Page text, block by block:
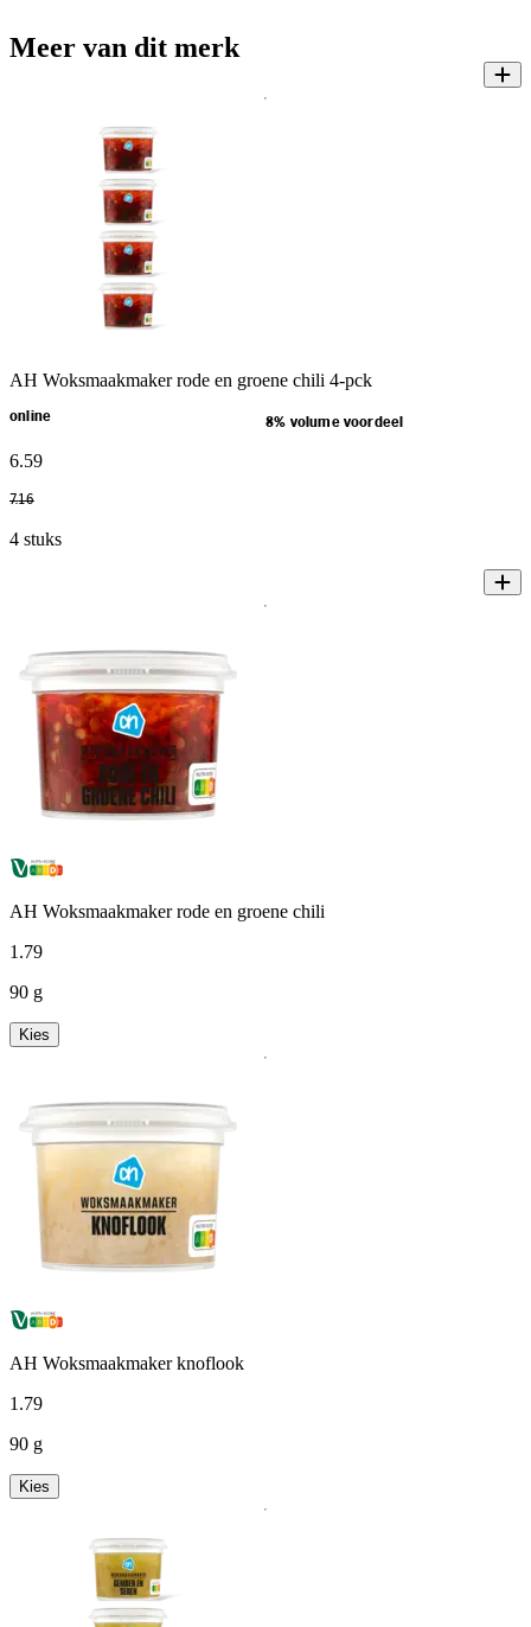
Meer van dit merk
AH Woksmaakmaker rode en groene chili 4-pck
online 8% volume voordeel
6.59
7.16
4 stuks
AH Woksmaakmaker rode en groene chili
1 .79
90 g
Kies
AH Woksmaakmaker knoflook
1 .79
90 g
Kies